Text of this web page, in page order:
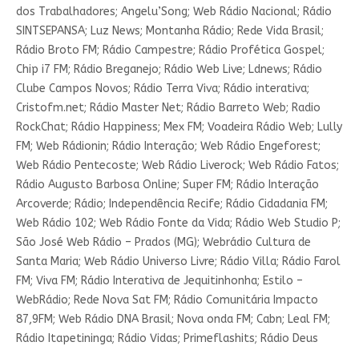
dos Trabalhadores; Angelu’Song; Web Rádio Nacional; Rádio
SINTSEPANSA; Luz News; Montanha Rádio; Rede Vida Brasil;
Rádio Broto FM; Rádio Campestre; Rádio Profética Gospel;
Chip i7 FM; Rádio Breganejo; Rádio Web Live; Ldnews; Rádio
Clube Campos Novos; Rádio Terra Viva; Rádio interativa;
Cristofm.net; Rádio Master Net; Rádio Barreto Web; Radio
RockChat; Rádio Happiness; Mex FM; Voadeira Rádio Web; Lully
FM; Web Rádionin; Rádio Interação; Web Rádio Engeforest;
Web Rádio Pentecoste; Web Rádio Liverock; Web Rádio Fatos;
Rádio Augusto Barbosa Online; Super FM; Rádio Interação
Arcoverde; Rádio; Independência Recife; Rádio Cidadania FM;
Web Rádio 102; Web Rádio Fonte da Vida; Rádio Web Studio P;
São José Web Rádio – Prados (MG); Webrádio Cultura de
Santa Maria; Web Rádio Universo Livre; Rádio Villa; Rádio Farol
FM; Viva FM; Rádio Interativa de Jequitinhonha; Estilo –
WebRádio; Rede Nova Sat FM; Rádio Comunitária Impacto
87,9FM; Web Rádio DNA Brasil; Nova onda FM; Cabn; Leal FM;
Rádio Itapetininga; Rádio Vidas; Primeflashits; Rádio Deus